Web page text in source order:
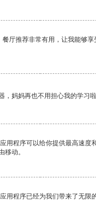
餐厅推荐非常有用，让我能够
，妈妈再也不用担心我的学习啦
用程序可以给你提供最高速度
移动。
用程序已经为我们带来了无限